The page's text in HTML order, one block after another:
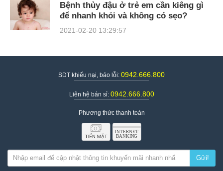
Bệnh thủy đậu ở trẻ em cần kiêng gì
để nhanh khỏi và không có sẹo?
2021-02-20 13:29:57
SDT khiếu nại, báo lỗi: 0942.666.800
Liên hệ bán sỉ: 0942.666.800
Phương thức thanh toán
Gửi!